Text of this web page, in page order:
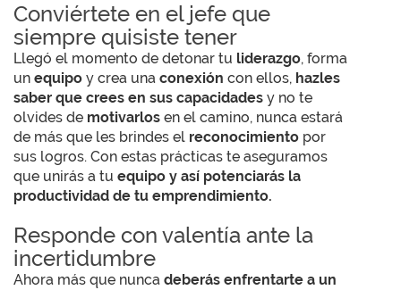
Conviértete en el jefe que
siempre quisiste tener
Llegó el momento de detonar tu liderazgo, forma
un equipo y crea una conexión con ellos, hazles
saber que crees en sus capacidades y no te
olvides de motivarlos en el camino, nunca estará
de más que les brindes el reconocimiento por
sus logros. Con estas prácticas te aseguramos
que unirás a tu equipo y así potenciarás la
productividad de tu emprendimiento.
Responde con valentía ante la
incertidumbre
Ahora más que nunca deberás enfrentarte a un